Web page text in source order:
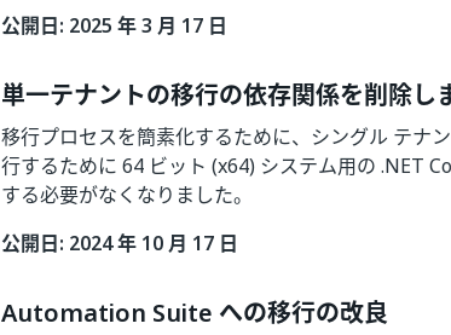
公開日: 2025 年 3 月 17 日
単一テナントの移行の依存関係を削除し
移行プロセスを簡素化するために、シングル テナ
行するために 64 ビット (x64) システム用の .NET
する必要がなくなりました。
公開日: 2024 年 10 月 17 日
Automation Suite への移行の改良